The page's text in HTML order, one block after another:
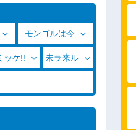
モンゴルは今
ッケ!! 未ラ来ル